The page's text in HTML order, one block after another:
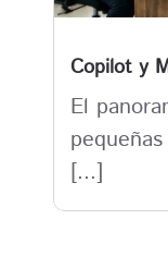
El
[...]